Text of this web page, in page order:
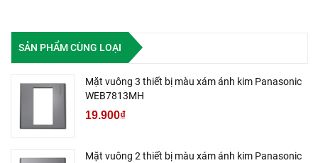
SẢN PHẨM CÙNG LOẠI
Mặt vuông 3 thiết bị màu xám ánh kim Panasonic
WEB7813MH
19.900₫
Mặt vuông 2 thiết bị màu xám ánh kim Panasonic